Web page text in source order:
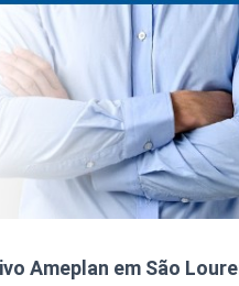
Ameplan em São